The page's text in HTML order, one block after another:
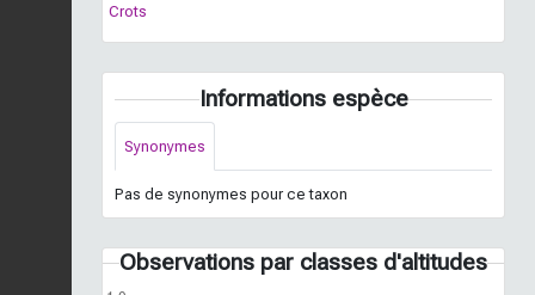
Crots
Informations espèce
Synonymes
Pas de synonymes pour ce taxon
Observations par classes d'altitudes